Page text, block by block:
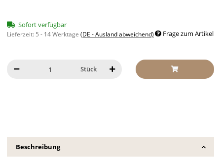
Sofort verfügbar
Lieferzeit: 5 - 14 Werktage (DE - Ausland abweichend) Frage zum Artikel
Stück
Beschreibung